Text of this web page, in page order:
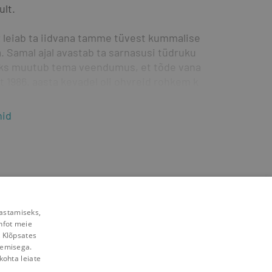
ta iidvana tamme tüvest kummalise
ajal avastab ta sarnasusi tüdruku
meie
leiate